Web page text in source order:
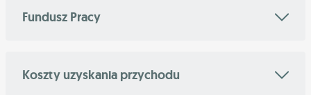
Fundusz Pracy
Koszty uzyskania przychodu